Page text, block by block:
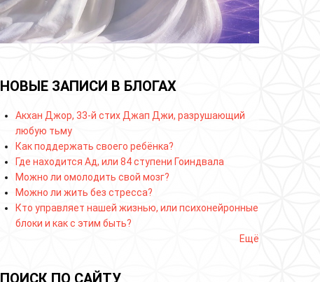
НОВЫЕ ЗАПИСИ В БЛОГАХ
Акхан Джор, 33-й стих Джап Джи, разрушающий
любую тьму
Как поддержать своего ребёнка?
Где находится Ад, или 84 ступени Гоиндвала
Можно ли омолодить свой мозг?
Можно ли жить без стресса?
Кто управляет нашей жизнью, или психонейронные
блоки и как с этим быть?
Ещё
ПОИСК ПО САЙТУ